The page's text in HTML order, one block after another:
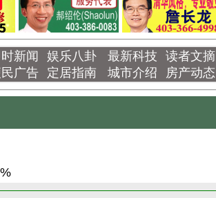
新闻 娱乐八卦 最新科技 读者文摘
广告 定居指南 城市介绍 房产动态